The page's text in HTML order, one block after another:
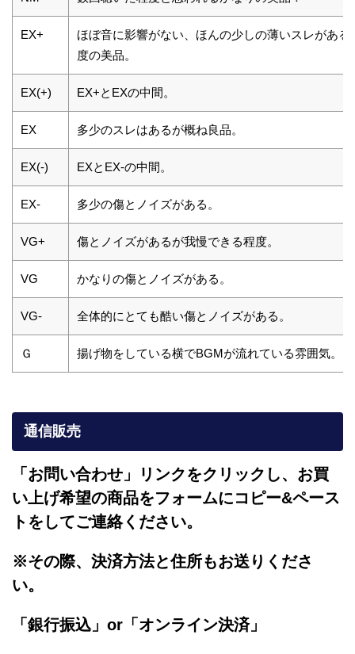
EX+
ほぼ音に影響がない、ほんの少しの薄いスレがある
度の美品。
EX(+) EX+とEXの中間。
EX 多少のスレはあるが概ね良品。
EX(-) EXとEX-の中間。
EX- 多少の傷とノイズがある。
VG+ 傷とノイズがあるが我慢できる程度。
VG かなりの傷とノイズがある。
VG- 全体的にとても酷い傷とノイズがある。
Ｇ 揚げ物をしている横でBGMが流れている雰囲気。
通信販売
「お問い合わせ」リンクをクリックし、 お買
い上げ希望の商品をフォームにコピー&ペース
トをしてご連絡ください。
※その際、決済方法と住所もお送りくださ
い。
「銀行振込」or「 オンライン決済」